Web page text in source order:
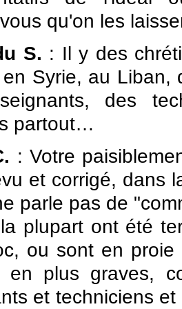
qu'on les
S. : Il y des
Syrie, au Liban,
des
partout…
: Votre
et corrigé, dans
parle pas de
plupart ont été
ou sont en
en plus graves,
et techniciens